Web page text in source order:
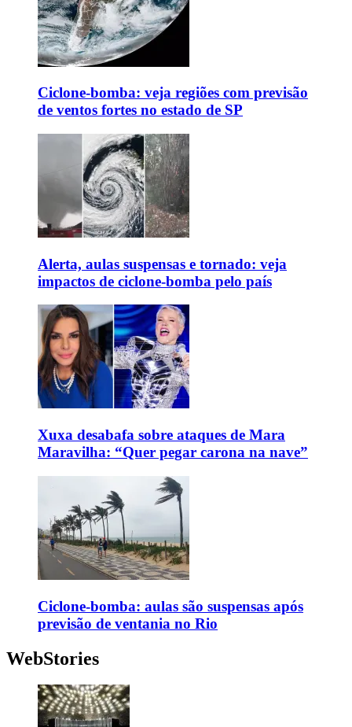
Ciclone-bomba: veja regiões com previsão
de ventos fortes no estado de SP
Alerta, aulas suspensas e tornado: veja
impactos de ciclone-bomba pelo país
Xuxa desabafa sobre ataques de Mara
Maravilha: “Quer pegar carona na nave”
Ciclone-bomba: aulas são suspensas após
previsão de ventania no Rio
WebStories